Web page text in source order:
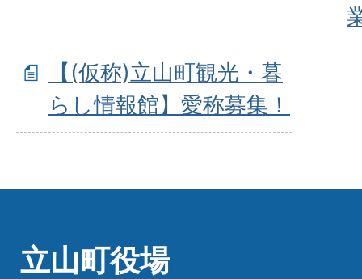
【(仮称)立山町観光・暮
らし情報館】愛称募集！
立山町役場